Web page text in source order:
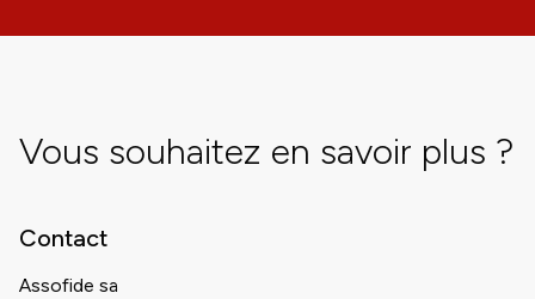
Vous souhaitez en savoir plus ?
Contact
Assofide sa